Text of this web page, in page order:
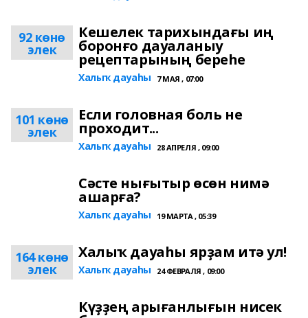
92 көнө
элек
Кешелек тарихындағы иң
боронғо дауаланыу
рецептарының береһе
Халыҡ дауаһы 7 МАЯ , 07:00
101 көнө
элек
Если головная боль не
проходит...
Халыҡ дауаһы 28 АПРЕЛЯ , 09:00
Сәсте нығытыр өсөн нимә
ашарға?
Халыҡ дауаһы 19 МАРТА , 05:39
164 көнө
элек
Халыҡ дауаһы ярҙам итә ул!
Халыҡ дауаһы 24 ФЕВРАЛЯ , 09:00
Күҙҙең арығанлығын нисек